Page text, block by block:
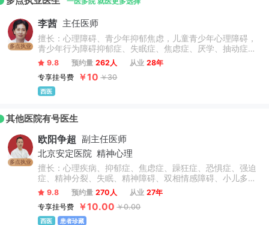
多点执业
李茜 主任医师
擅长：心理障碍、青少年抑郁焦虑，儿童青少年心理障碍，
青少年行为障碍抑郁症、失眠症、焦虑症、厌学、抽动症、
多动症、强迫症、躁狂症、恐惧症、双相情感障碍、精神分
裂、神经衰弱等精神心理疾病的诊治。
9.8 预约量 262人 从业 28年
专享挂号费
￥10 ￥30
西医
其他医院有号医生
多点执业
欧阳争超 副主任医师
北京安定医院 精神心理
擅长：心理疾病、抑郁症、焦虑症、躁狂症、恐惧症、强迫
症、精神分裂、失眠、精神障碍、双相情感障碍、小儿多动
症、自闭症、抽动症、厌学、网瘾、酒精依赖、心理障碍、
头晕头痛、神经衰弱、躯体化障碍、植物神经素乱、神经官
能症等各类精神心理疑难疾病进行诊疗，同时擅长采用中西
医结合与针灸穴位等特色诊疗手法，针对患者不同情况个性
9.8 预约量 270人 从业 27年
专享挂号费
￥10.00 ￥0.00
西医 患者珍藏